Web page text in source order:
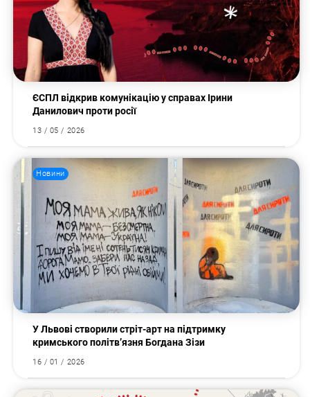
Пошук за запитом:
ЄСПЛ відкрив комунікацію у справах Ірини
Данилович проти росії
13 / 05 / 2026
Новини
У Львові створили стріт-арт на підтримку
кримського політв’язня Богдана Зізи
16 / 01 / 2026